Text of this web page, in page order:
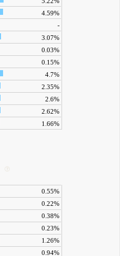
4.59%
-
3.07%
0.03%
0.15%
4.7%
2.35%
2.6%
2.62%
1.66%
0.55%
0.22%
0.38%
0.23%
1.26%
0.94%